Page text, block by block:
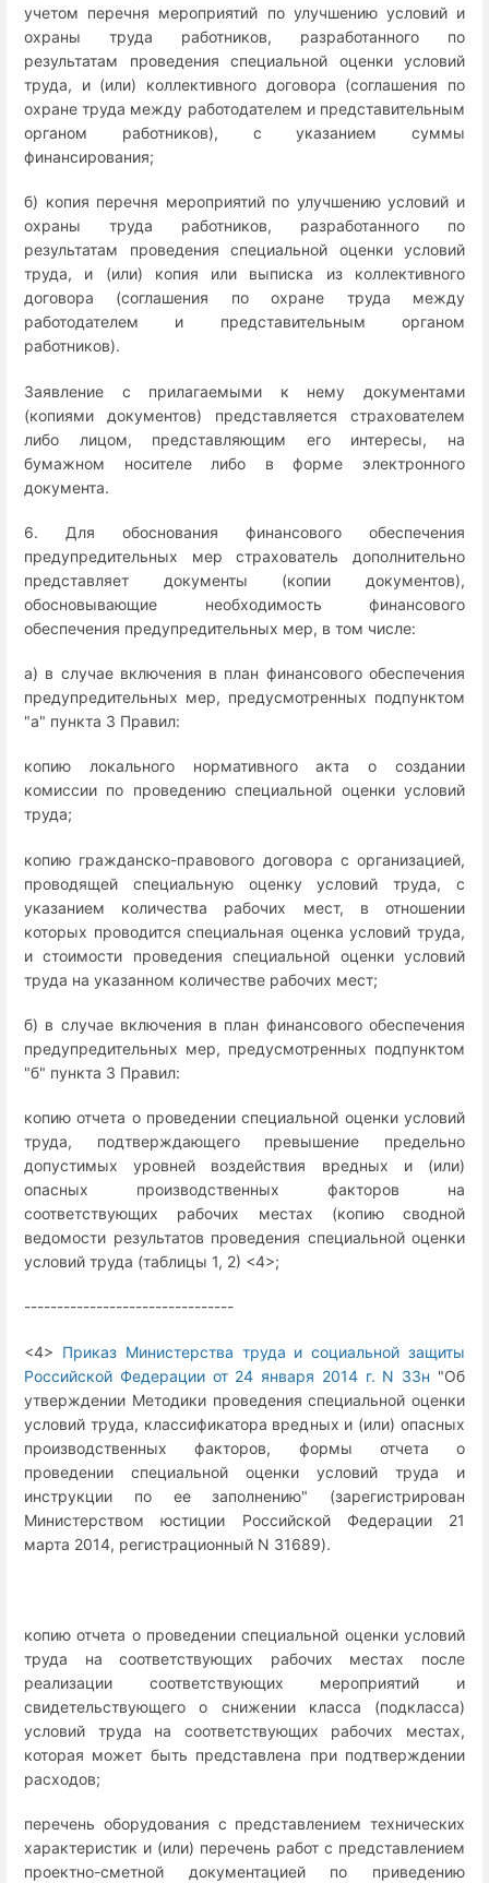
учетом перечня мероприятий по улучшению условий и
охраны труда работников, разработанного по
результатам проведения специальной оценки условий
труда, и (или) коллективного договора (соглашения по
охране труда между работодателем и представительным
органом работников), с указанием суммы
финансирования;
б) копия перечня мероприятий по улучшению условий и
охраны труда работников, разработанного по
результатам проведения специальной оценки условий
труда, и (или) копия или выписка из коллективного
договора (соглашения по охране труда между
работодателем и представительным органом
работников).
Заявление с прилагаемыми к нему документами
(копиями документов) представляется страхователем
либо лицом, представляющим его интересы, на
бумажном носителе либо в форме электронного
документа.
6. Для обоснования финансового обеспечения
предупредительных мер страхователь дополнительно
представляет документы (копии документов),
обосновывающие необходимость финансового
обеспечения предупредительных мер, в том числе:
а) в случае включения в план финансового обеспечения
предупредительных мер, предусмотренных подпунктом
"а" пункта 3 Правил:
копию локального нормативного акта о создании
комиссии по проведению специальной оценки условий
труда;
копию гражданско-правового договора с организацией,
проводящей специальную оценку условий труда, с
указанием количества рабочих мест, в отношении
которых проводится специальная оценка условий труда,
и стоимости проведения специальной оценки условий
труда на указанном количестве рабочих мест;
б) в случае включения в план финансового обеспечения
предупредительных мер, предусмотренных подпунктом
"б" пункта 3 Правил:
копию отчета о проведении специальной оценки условий
труда, подтверждающего превышение предельно
допустимых уровней воздействия вредных и (или)
опасных производственных факторов на
соответствующих рабочих местах (копию сводной
ведомости результатов проведения специальной оценки
условий труда (таблицы 1, 2) <4>;
--------------------------------
<4> Приказ Министерства труда и социальной защиты
Российской Федерации от 24 января 2014 г. N 33н "Об
утверждении Методики проведения специальной оценки
условий труда, классификатора вредных и (или) опасных
производственных факторов, формы отчета о
проведении специальной оценки условий труда и
инструкции по ее заполнению" (зарегистрирован
Министерством юстиции Российской Федерации 21
марта 2014, регистрационный N 31689).
копию отчета о проведении специальной оценки условий
труда на соответствующих рабочих местах после
реализации соответствующих мероприятий и
свидетельствующего о снижении класса (подкласса)
условий труда на соответствующих рабочих местах,
которая может быть представлена при подтверждении
расходов;
перечень оборудования с представлением технических
характеристик и (или) перечень работ с представлением
проектно-сметной документацией по приведению